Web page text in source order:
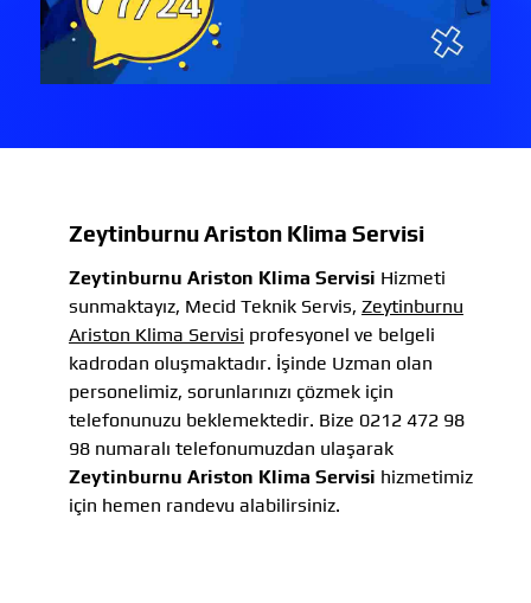
Zeytinburnu Ariston Klima Servisi
Zeytinburnu Ariston Klima Servisi Hizmeti
sunmaktayız, Mecid Teknik Servis, Zeytinburnu
Ariston Klima Servisi profesyonel ve belgeli
kadrodan oluşmaktadır. İşinde Uzman olan
personelimiz, sorunlarınızı çözmek için
telefonunuzu beklemektedir. Bize 0212 472 98
98 numaralı telefonumuzdan ulaşarak
Zeytinburnu Ariston Klima Servisi hizmetimiz
için hemen randevu alabilirsiniz.